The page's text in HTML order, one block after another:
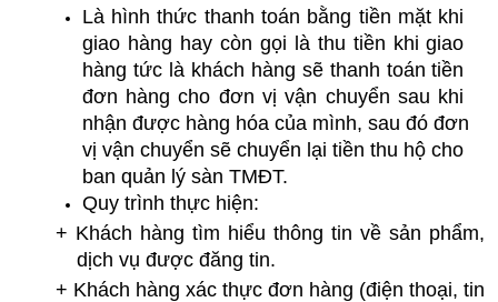
Là hình thức thanh toán bằng tiền mặt khi
giao hàng hay còn gọi là thu tiền khi giao
hàng tức là khách hàng sẽ thanh toán tiền
đơn hàng cho đơn vị vận chuyển sau khi
nhận được hàng hóa của mình, sau đó đơn
vị vận chuyển sẽ chuyển lại tiền thu hộ cho
ban quản lý sàn TMĐT.
Quy trình thực hiện:
+ Khách hàng tìm hiểu thông tin về sản phẩm,
dịch vụ được đăng tin.
+ Khách hàng xác thực đơn hàng (điện thoại, tin